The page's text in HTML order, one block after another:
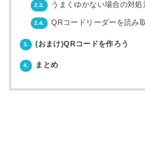
2.3. うまくゆかない場合の対処
2.4. QRコードリーダーを読み
3. (おまけ)QRコードを作ろう
4. まとめ